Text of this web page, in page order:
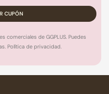
comerciales de GGPLUS. Puedes
Política de privacidad.